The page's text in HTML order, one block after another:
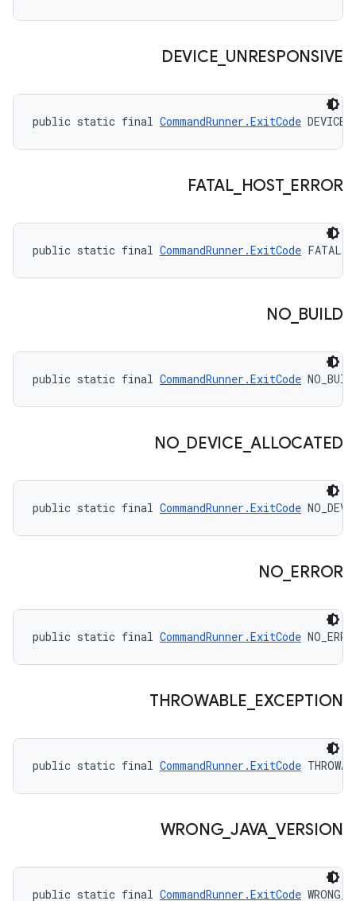
DEVICE UNRESPONSIVE
public static final CommandRunner.ExitCode
FATAL_ HOST_ ERROR
public static final CommandRunner.ExitCode
NO_ BUILD
public static final CommandRunner.ExitCode
NO_ DEVICE _ALLOCATED
public static final CommandRunner.ExitCode
NO_ ERROR
public static final CommandRunner.ExitCode
THROWABLE EXCEPTION
public static final CommandRunner.ExitCode
WRONG_ JAVA VERSION
public static final CommandRunner.ExitCode